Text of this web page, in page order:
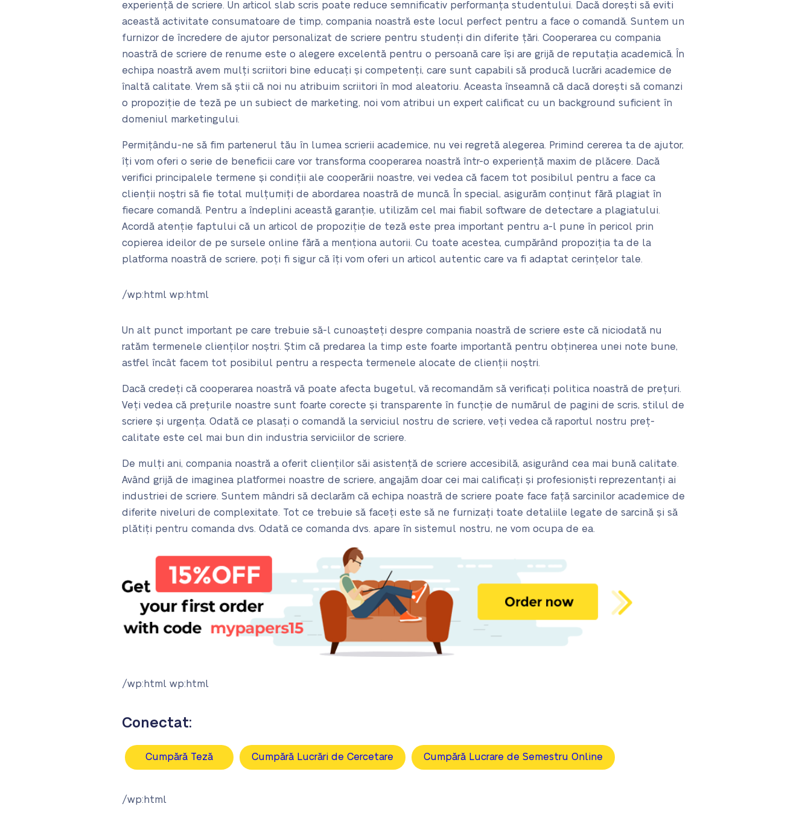
experiență de scriere. Un articol slab scris poate reduce semnificativ performanța studentului. Dacă dorești să eviti
această activitate consumatoare de timp, compania noastră este locul perfect pentru a face o comandă. Suntem un
furnizor de încredere de ajutor personalizat de scriere pentru studenți din diferite țări. Cooperarea cu compania
noastră de scriere de renume este o alegere excelentă pentru o persoană care își are grijă de reputația academică. În
echipa noastră avem mulți scriitori bine educați și competenți, care sunt capabili să producă lucrări academice de
înaltă calitate. Vrem să știi că noi nu atribuim scriitori în mod aleatoriu. Aceasta înseamnă că dacă dorești să comanzi
o propoziție de teză pe un subiect de marketing, noi vom atribui un expert calificat cu un background suficient în
domeniul marketingului.
Permițându-ne să fim partenerul tău în lumea scrierii academice, nu vei regretă alegerea. Primind cererea ta de ajutor,
îți vom oferi o serie de beneficii care vor transforma cooperarea noastră într-o experiență maxim de plăcere. Dacă
verifici principalele termene și condiții ale cooperării noastre, vei vedea că facem tot posibilul pentru a face ca
clienții noștri să fie total mulțumiți de abordarea noastră de muncă. În special, asigurăm conținut fără plagiat în
fiecare comandă. Pentru a îndeplini această garanție, utilizăm cel mai fiabil software de detectare a plagiatului.
Acordă atenție faptului că un articol de propoziție de teză este prea important pentru a-l pune în pericol prin
copierea ideilor de pe sursele online fără a menționa autorii. Cu toate acestea, cumpărând propoziția ta de la
platforma noastră de scriere, poți fi sigur că îți vom oferi un articol autentic care va fi adaptat cerințelor tale.
/wp:html wp:html
Un alt punct important pe care trebuie să-l cunoașteți despre compania noastră de scriere este că niciodată nu
ratăm termenele clienților noștri. Știm că predarea la timp este foarte importantă pentru obținerea unei note bune,
astfel încât facem tot posibilul pentru a respecta termenele alocate de clienții noștri.
Dacă credeți că cooperarea noastră vă poate afecta bugetul, vă recomandăm să verificați politica noastră de prețuri.
Veți vedea că prețurile noastre sunt foarte corecte și transparente în funcție de numărul de pagini de scris, stilul de
scriere și urgența. Odată ce plasați o comandă la serviciul nostru de scriere, veți vedea că raportul nostru preț-
calitate este cel mai bun din industria serviciilor de scriere.
De mulți ani, compania noastră a oferit clienților săi asistență de scriere accesibilă, asigurând cea mai bună calitate.
Având grijă de imaginea platformei noastre de scriere, angajăm doar cei mai calificați și profesioniști reprezentanți ai
industriei de scriere. Suntem mândri să declarăm că echipa noastră de scriere poate face față sarcinilor academice de
diferite niveluri de complexitate. Tot ce trebuie să faceți este să ne furnizați toate detaliile legate de sarcină și să
plătiți pentru comanda dvs. Odată ce comanda dvs. apare în sistemul nostru, ne vom ocupa de ea.
/wp:html wp:html
Conectat:
Cumpără Teză Cumpără Lucrări de Cercetare Cumpără Lucrare de Semestru Online
/wp:html